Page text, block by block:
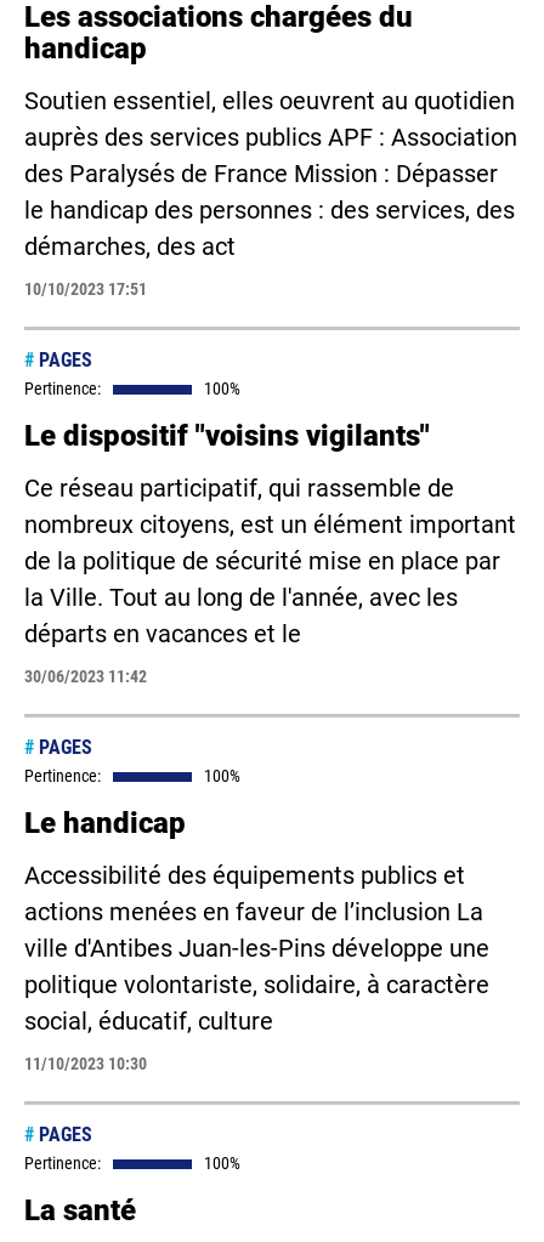
Les associations chargées du
handicap
Soutien essentiel, elles oeuvrent au quotidien
auprès des services publics APF : Association
des Paralysés de France Mission : Dépasser
le handicap des personnes : des services, des
démarches, des act
10/10/2023 17:51
# PAGES
Pertinence: 100%
Le dispositif "voisins vigilants"
Ce réseau participatif, qui rassemble de
nombreux citoyens, est un élément important
de la politique de sécurité mise en place par
la Ville. Tout au long de l'année, avec les
départs en vacances et le
30/06/2023 11:42
# PAGES
Pertinence: 100%
Le handicap
Accessibilité des équipements publics et
actions menées en faveur de l’inclusion La
ville d'Antibes Juan-les-Pins développe une
politique volontariste, solidaire, à caractère
social, éducatif, culture
11/10/2023 10:30
# PAGES
Pertinence: 100%
La santé